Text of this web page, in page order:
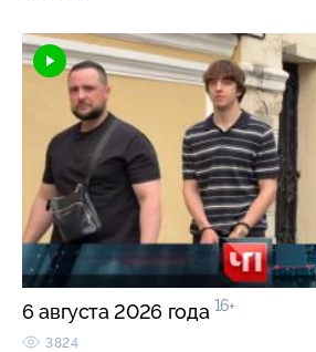
6 августа 2026 года 16+
3824